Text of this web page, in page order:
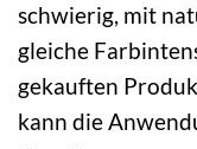
schwierig, mit
gleiche
gekauften
kann die